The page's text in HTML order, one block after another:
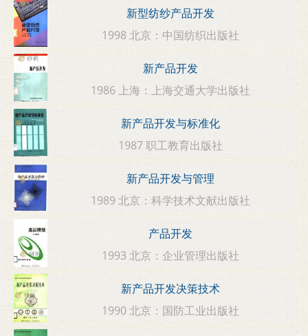
新型纺纱产品开发
1998 北京：中国纺织出版社
新产品开发
1986 上海：上海交通大学出版社
新产品开发与标准化
1987 职工教育出版社
新产品开发与管理
1989 北京：科学技术文献出版社
产品开发
1993 北京：企业管理出版社
新产品开发决策技术
1990 北京：国防工业出版社